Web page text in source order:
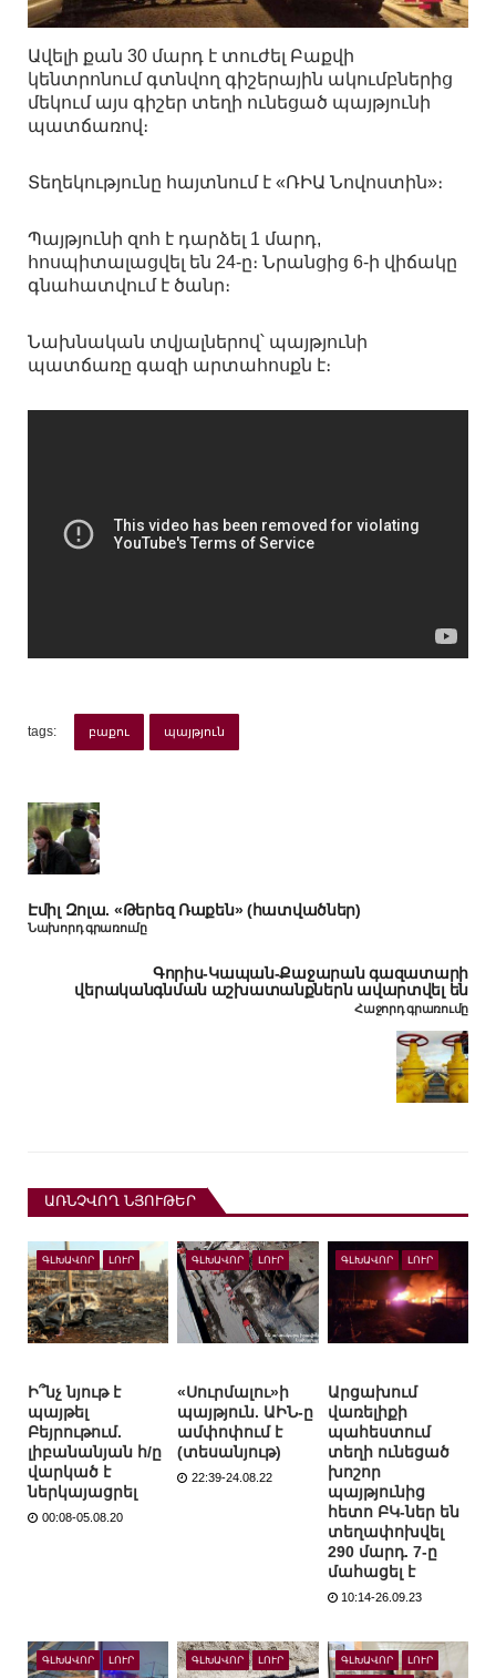
Ավելի քան 30 մարդ է տուժել Բաքվի
կենտրոնում գտնվող գիշերային ակումբներից
մեկում այս գիշեր տեղի ունեցած պայթյունի
պատճառով։
Տեղեկությունը հայտնում է «ՌԻԱ Նովոստին»։
Պայթյունի զոհ է դարձել 1 մարդ,
հոսպիտալացվել են 24-ը։ Նրանցից 6-ի վիճակը
գնահատվում է ծանր։
Նախնական տվյալներով՝ պայթյունի
պատճառը գազի արտահոսքն է։
tags: բաքու պայթյուն
Էմիլ Զոլա. «Թերեզ Ռաքեն» (հատվածներ)
Նախորդ գրառումը
Գորիս-Կապան-Քաջարան գազատարի
վերականգնման աշխատանքներն ավարտվել են
Հաջորդ գրառումը
ԱՌՆՉՎՈՂ ՆՅՈՒԹԵՐ
ԳԼԽԱՎՈՐ ԼՈՒՐ
Ի՞նչ նյութ է
պայթել
Բեյրութում.
լիբանանյան հ/ը
վարկած է
ներկայացրել
00:08-05.08.20
ԳԼԽԱՎՈՐ ԼՈՒՐ
«Սուրմալու»ի
պայթյուն. ԱԻՆ-ը
ամփոփում է
(տեսանյութ)
22:39-24.08.22
ԳԼԽԱՎՈՐ ԼՈՒՐ
Արցախում
վառելիքի
պահեստում
տեղի ունեցած
խոշոր
պայթյունից
հետո ԲԿ-ներ են
տեղափոխվել
290 մարդ. 7-ը
մահացել է
10:14-26.09.23
ԳԼԽԱՎՈՐ ԼՈՒՐ ԳԼԽԱՎՈՐ ԼՈՒՐ ԳԼԽԱՎՈՐ ԼՈՒՐ